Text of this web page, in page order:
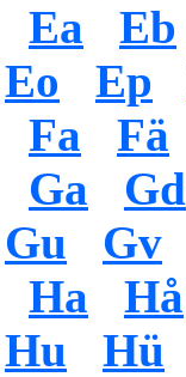
Ea
Eb
Eo
Ep
Fa
Fä
Ga
Gd
Gu
Gv
Ha
Hå
Hu
Hü